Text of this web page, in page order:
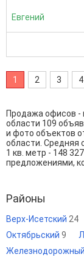
Евгений
1 2 3 4
Продажа офисов -
области 109
и фото объектов
области. Средняя
1 кв. метр - 148
предложениями,
Районы
Верх-Исетский 24
Октябрьский 9
Железнодорожный